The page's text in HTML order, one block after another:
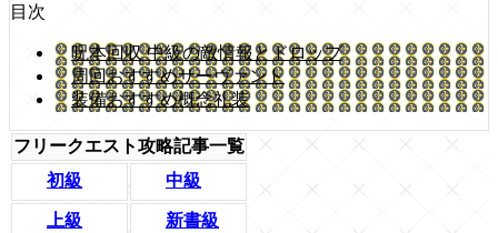
目次
呪本回収 中級の敵情報とドロップ
周回おすすめサーヴァント
装備おすすめ概念礼装
フリークエスト攻略記事一覧
初級
中級
上級 新書級